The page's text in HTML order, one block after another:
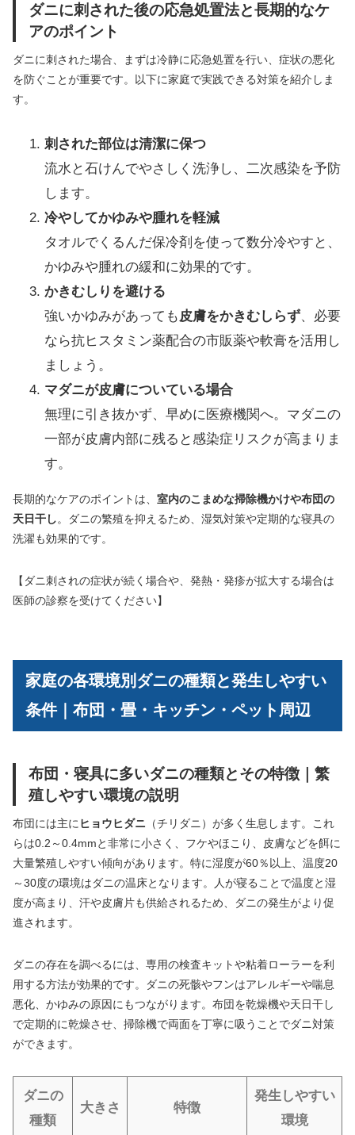
ダニに刺された後の応急処置法と長期的なケ
アのポイント
ダニに刺された場合、まずは冷静に応急処置を行い、症状の悪化
を防ぐことが重要です。以下に家庭で実践できる対策を紹介しま
す。
刺された部位は清潔に保つ
流水と石けんでやさしく洗浄し、二次感染を予防
します。
冷やしてかゆみや腫れを軽減
タオルでくるんだ保冷剤を使って数分冷やすと、
かゆみや腫れの緩和に効果的です。
かきむしりを避ける
強いかゆみがあっても皮膚をかきむしらず、必要
なら抗ヒスタミン薬配合の市販薬や軟膏を活用し
ましょう。
マダニが皮膚についている場合
無理に引き抜かず、早めに医療機関へ。マダニの
一部が皮膚内部に残ると感染症リスクが高まりま
す。
長期的なケアのポイントは、 室内のこまめな掃除機かけや布団の
天日干し。ダニの繁殖を抑えるため、湿気対策や定期的な寝具の
洗濯も効果的です。
【ダニ刺されの症状が続く場合や、発熱・発疹が拡大する場合は
医師の診察を受けてください】
家庭の各環境別ダニの種類と発生しやすい
条件｜布団・畳・キッチン・ペット周辺
布団・寝具に多いダニの種類とその特徴｜繁
殖しやすい環境の説明
布団には主に ヒョウヒダニ （チリダニ）が多く生息します。これ
らは0.2～0.4mmと非常に小さく、フケやほこり、皮膚などを餌に
大量繁殖しやすい傾向があります。特に湿度が60％以上、温度20
～30度の環境はダニの温床となります。人が寝ることで温度と湿
度が高まり、汗や皮膚片も供給されるため、ダニの発生がより促
進されます。
ダニの存在を調べるには、専用の検査キットや粘着ローラーを利
用する方法が効果的です。ダニの死骸やフンはアレルギーや喘息
悪化、かゆみの原因にもつながります。布団を乾燥機や天日干し
で定期的に乾燥させ、掃除機で両面を丁寧に吸うことでダニ対策
ができます。
ダニの
種類
大きさ 特徴
発生しやすい
環境